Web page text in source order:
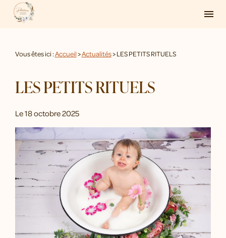
menu
Vous êtes ici :Accueil>Actualités> LES PETITS RITUELS
LES PETITS RITUELS
Le18 octobre 2025
Panneau de gestion des cookies